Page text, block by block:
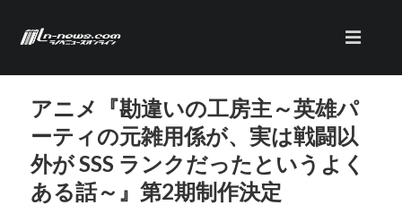
アニメ『勘違いの工房主～英雄パ
ーティの元雑用係が、実は戦闘以
外が SSS ランクだったというよく
ある話～』第2期制作決定